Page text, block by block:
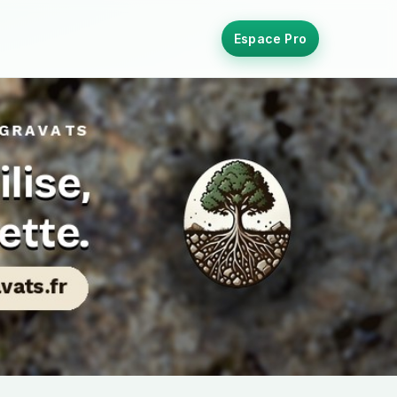
Espace Pro